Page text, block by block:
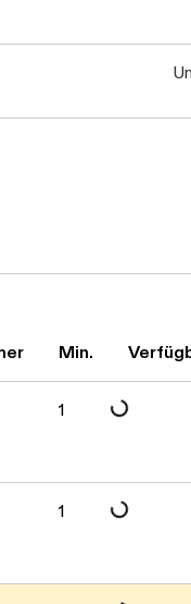
Min.
1 Daten werden geladen. Bitte warten...
1 Daten werden geladen. Bitte warten...
Daten werden geladen. Bitte warten...